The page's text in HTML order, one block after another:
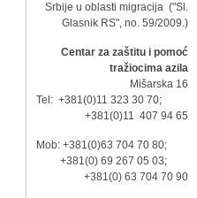
Srbije u oblasti migracija ("Sl.
Glasnik RS", no. 59/2009.)
Centar za zaštitu i pomoć
tražiocima azila
Mišarska 16
Tel: +381(0)11 323 30 70;
+381(0)11 407 94 65
Mob: +381(0)63 704 70 80;
+381(0) 69 267 05 03;
+381(0) 63 704 70 90